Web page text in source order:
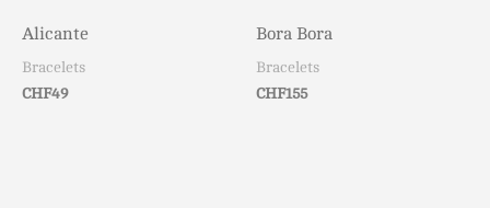
Alicante
Bracelets
CHF49
Bora Bora
Bracelets
CHF155